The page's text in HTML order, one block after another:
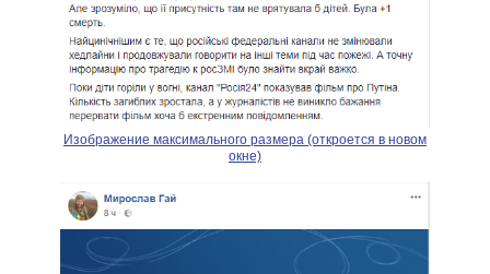
Изображение максимального размера (откроется в новом
окне)